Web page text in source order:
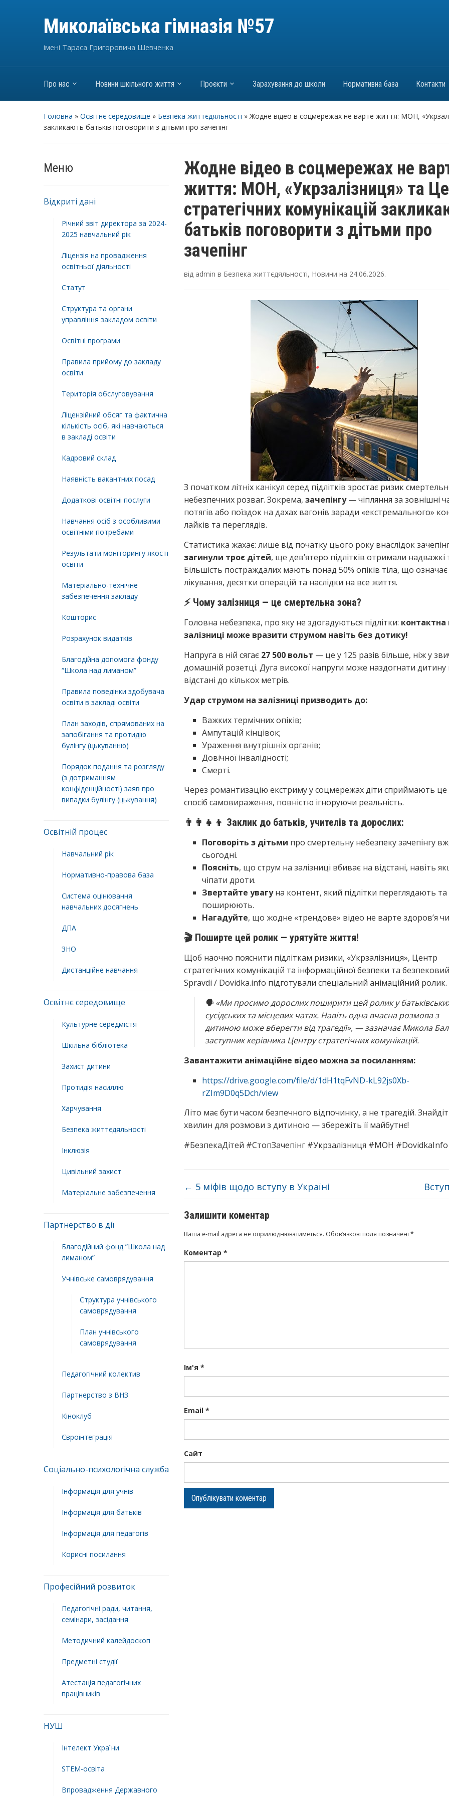
Миколаївська гімназія №57
імені Тараса Григоровича Шевченка
Про нас Новини шкільного життя Проєкти Зарахування до школи Нормативна база Контакти
Головна » Освітнє середовище » Безпека життєдяльності »Жодне відео в соцмережах не варте життя: МОН,
закликають батьків поговорити з дітьми про зачепінг
Меню
Відкриті дані
Річний звіт директора за 2024-
2025 навчальний рік
Ліцензія на провадження
освітньої діяльності
Статут
Структура та органи
управління закладом освіти
Освiтнi програми
Правила прийому до закладу
освіти
Територiя обслуговування
Ліцензійний обсяг та фактична
кількість осіб, які навчаються
в закладі освіти
Кадровий склад
Наявність вакантних посад
Додатковi освiтнi послуги
Навчання осіб з особливими
освітніми потребами
Результати моніторингу якості
освіти
Матеріально-технічне
забезпечення закладу
Кошторис
Розрахунок видатків
Благодійна допомога фонду
“Школа над лиманом”
Правила поведінки здобувача
освіти в закладі освіти
План заходів, спрямованих на
запобігання та протидію
булінгу (цькуванню)
Порядок подання та розгляду
(з дотриманням
конфіденційності) заяв про
випадки булінгу (цькування)
Освітній процес
Навчальний рік
Нормативно-правова база
Система оцінювання
навчальних досягнень
ДПА
ЗНО
Дистанційне навчання
Освітнє середовище
Культурне середмістя
Шкільна бібліотека
Захист дитини
Протидія насиллю
Харчування
Безпека життєдяльності
Інклюзія
Цивільний захист
Матеріальне забезпечення
Партнерство в дії
Благодійний фонд ”Школа над
лиманом”
Учнівське самоврядування
Структура учнiвського
самоврядування
План учнiвського
самоврядування
Педагогічний колектив
Партнерство з ВНЗ
Кіноклуб
Євроінтеграція
Соціально-психологічна служба
Інформація для учнів
Інформація для батьків
Інформація для педагогів
Корисні посилання
Професійний розвиток
Педагогічні ради, читання,
семінари, засідання
Методичний калейдоскоп
Предметні студії
Атестація педагогічних
працівників
НУШ
Інтелект України
STEM-освіта
Впровадження Державного
Жодне відео в соцмережах не
життя: МОН, «Укрзалізниця» та
стратегічних комунікацій
батьків поговорити з дітьми про
зачепінг
від admin в Безпека життєдяльності, Новини на 24.06.2026.
З початком літніх канікул серед підлітків зростає ризик
небезпечних розваг. Зокрема, зачепінгу— чіпляння за зовнішні
потягів або поїздок на дахах вагонів заради «екстремального»
лайків та переглядів.
Статистика жахає: лише від початку цього року внаслідок
загинули троє дітей, ще дев’ятеро підлітків отримали
Більшість постраждалих мають понад 50% опіків тіла, що
лікування, десятки операцій та наслідки на все життя.
⚡️ Чому залізниця — це смертельна зона?
Головна небезпека, про яку не здогадуються підлітки:
залізниці може вразити струмом навіть без дотику!
Напруга в ній сягає 27 500 вольт — це у 125 разів більше, ніж у
домашній розетці. Дуга високої напруги може наздогнати дитину
відстані до кількох метрів.
Удар струмом на залізниці призводить до:
Важких термічних опіків;
Ампутацій кінцівок;
Ураження внутрішніх органів;
Довічної інвалідності;
Смерті.
Через романтизацію екстриму у соцмережах діти сприймають це
спосіб самовираження, повністю ігноруючи реальність.
👨‍👩‍👧‍👦 Заклик до батьків, учителів та дорослих:
Поговоріть з дітьми про смертельну небезпеку зачепінгу
сьогодні.
Поясніть, що струм на залізниці вбиває на відстані, навіть
чіпати дроти.
Звертайте увагуна контент, який підлітки переглядають та
поширюють.
Нагадуйте, що жодне «трендове» відео не варте здоров’я
🎬 Поширте цей ролик — урятуйте життя!
Щоб наочно пояснити підліткам ризики, «Укрзалізниця», Центр
стратегічних комунікацій та інформаційної безпеки та
Spravdi / Dovidka.info підготували спеціальний анімаційний ролик.
🗣«Ми просимо дорослих поширити цей ролик у
сусідських та місцевих чатах. Навіть одна вчасна розмова з
дитиною може вберегти від трагедії», — зазначає Микола
заступник керівника Центру стратегічних комунікацій.
Завантажити анімаційне відео можна за посиланням:
https://drive.google.com/file/d/1dH1tqFvND-kL92js0Xb-
rZIm9D0q5Dch/view
Літо має бути часом безпечного відпочинку, а не трагедій.
хвилин для розмови з дитиною — збережіть її майбутнє!
#БезпекаДітей #СтопЗачепінг #Укрзалізниця #МОН #DovidkaInfo
← 5 міфів щодо вступу в Україні
Залишити коментар
Ваша e-mail адреса не оприлюднюватиметься. Обов’язкові поля позначені *
Коментар *
Ім'я *
Email *
Сайт